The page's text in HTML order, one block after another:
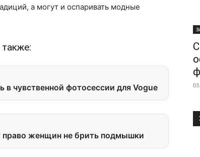
а могут и оспаривать модные
в чувственной фотосессии для Vogue
право женщин не брить подмышки